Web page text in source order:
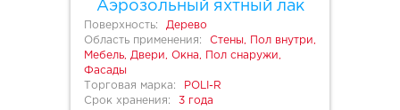
Аэрозольный яхтный лак
Поверхность:
Дерево
Область применения:
Стены, Пол внутри,
Мебель, Двери, Окна, Пол снаружи,
Фасады
Торговая марка:
POLI-R
Срок хранения:
3 года